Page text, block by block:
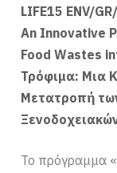
LIFE15 ENV/
An Innovative
Food Wastes
Τρόφιμα: Μια
Μετατροπή
Το πρόγραμμα